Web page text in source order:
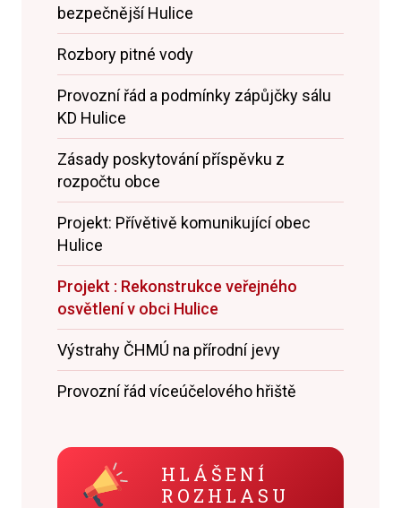
bezpečnější Hulice
Rozbory pitné vody
Provozní řád a podmínky zápůjčky sálu
KD Hulice
Zásady poskytování příspěvku z
rozpočtu obce
Projekt: Přívětivě komunikující obec
Hulice
Projekt : Rekonstrukce veřejného
osvětlení v obci Hulice
Výstrahy ČHMÚ na přírodní jevy
Provozní řád víceúčelového hřiště
HLÁŠENÍ
ROZHLASU